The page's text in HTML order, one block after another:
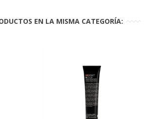
EN LA MISMA CATEGORÍA: